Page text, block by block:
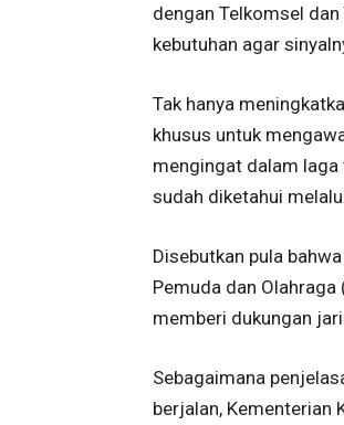
dengan Telkomsel
kebutuhan agar
Tak hanya
khusus untuk
mengingat dalam laga
sudah diketahui
Disebutkan pula
Pemuda dan
memberi dukungan
Sebagaimana
berjalan,